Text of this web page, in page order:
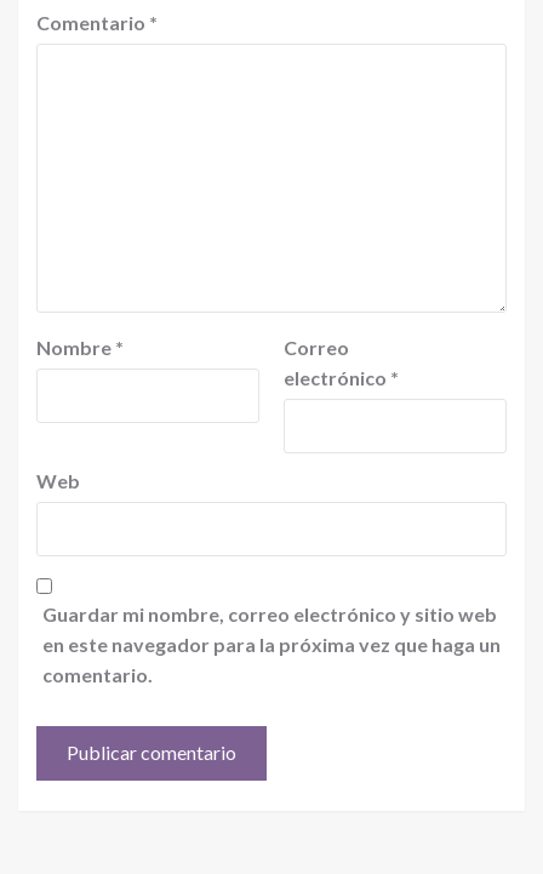
Comentario *
Nombre *
Correo
electrónico *
Web
Guardar mi nombre, correo electrónico y sitio web
en este navegador para la próxima vez que haga un
comentario.